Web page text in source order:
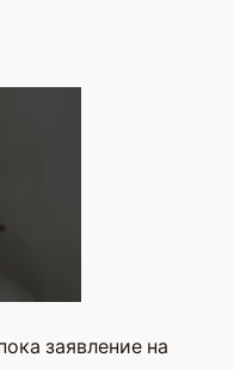
заявление на